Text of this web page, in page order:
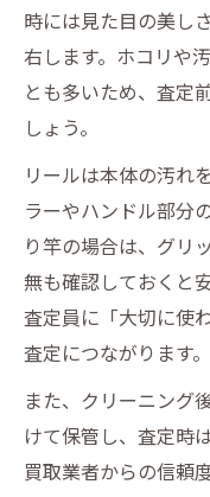
時には見た目の美し
右します。ホコリや
とも多いため、査定
しょう。
リールは本体の汚れ
ラーやハンドル部分
り竿の場合は、グリ
無も確認しておくと
査定員に「大切に使
査定につながります。
また、クリーニング
けて保管し、査定時
買取業者からの信頼